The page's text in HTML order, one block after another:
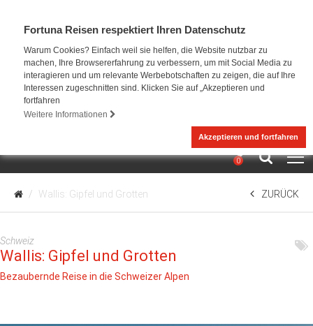
Fortuna Reisen respektiert Ihren Datenschutz
Warum Cookies? Einfach weil sie helfen, die Website nutzbar zu
machen, Ihre Browsererfahrung zu verbessern, um mit Social Media zu
interagieren und um relevante Werbebotschaften zu zeigen, die auf Ihre
Interessen zugeschnitten sind. Klicken Sie auf „Akzeptieren und
fortfahren
Weitere Informationen
Akzeptieren und fortfahren
0
Wallis: Gipfel und Grotten ZURÜCK
Schweiz
Wallis: Gipfel und Grotten
Bezaubernde Reise in die Schweizer Alpen